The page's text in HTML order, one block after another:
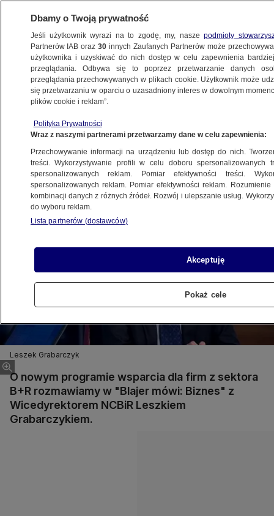
BIZNES
Z KRAJU
5.06.2013, 16:27
Udostępnij
Leszek Grabarczyk
O nowym programie wsparcia dla firm z sektora
B+R rozmawiamy w "Blajer mówi: Biznes" z
Wicedyrektorem NCBiR Leszkiem
Grabarczykiem.
Dbamy o Twoją prywatność
Jeśli użytkownik wyrazi na to zgodę, my, naszepodmioty
Partnerów IAB oraz30 innych Zaufanych Partnerów może
użytkownika i uzyskiwać do nich dostęp w celu zapewnienia
przeglądania. Odbywa się to poprzez przetwarzanie danych
przeglądania przechowywanych w plikach cookie. Użytkownik może
się przetwarzaniu w oparciu o uzasadniony interes w dowolnym
plików cookie i reklam”.
Polityka Prywatności
Wraz z naszymi partnerami przetwarzamy dane w celu zapewnienia:
Przechowywanie informacji na urządzeniu lub dostęp do nich.
treści. Wykorzystywanie profili w celu doboru spersonalizowanych
spersonalizowanych reklam. Pomiar efektywności treści.
spersonalizowanych reklam. Pomiar efektywności reklam.
kombinacji danych z różnych źródeł. Rozwój i ulepszanie usług.
do wyboru reklam.
Lista partnerów (dostawców)
Akceptuję
Pokaż cele